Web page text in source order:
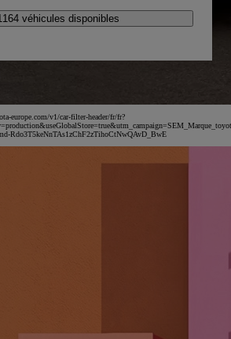
véhicules disponibles
europe.com/v1/car-filter-header/fr/fr?
Rdo3T5keNnTAs1zChF2zTihoCtNwQAvD_BwE